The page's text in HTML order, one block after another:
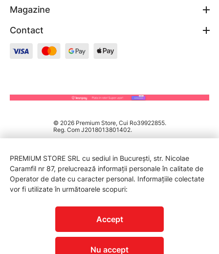
Magazine
Contact
© 2026 Premium Store, Cui Ro39922855.
Reg. Com J2018013801402.
PREMIUM STORE SRL cu sediul in București, str. Nicolae
Caramfil nr 87, prelucrează informații personale în calitate de
Operator de date cu caracter personal. Informațiile colectate
vor fi utilizate în următoarele scopuri:
Accept
Nu accept